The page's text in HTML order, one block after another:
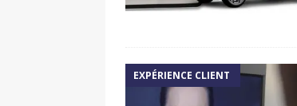
EXPÉRIENCE CLIENT